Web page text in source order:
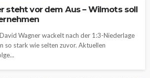
steht vor dem Aus – Wilmots soll
Wagner wackelt nach der 1:3-Niederlage
so stark wie selten zuvor. Aktuellen